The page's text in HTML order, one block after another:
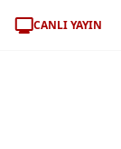
CANLI YAYIN